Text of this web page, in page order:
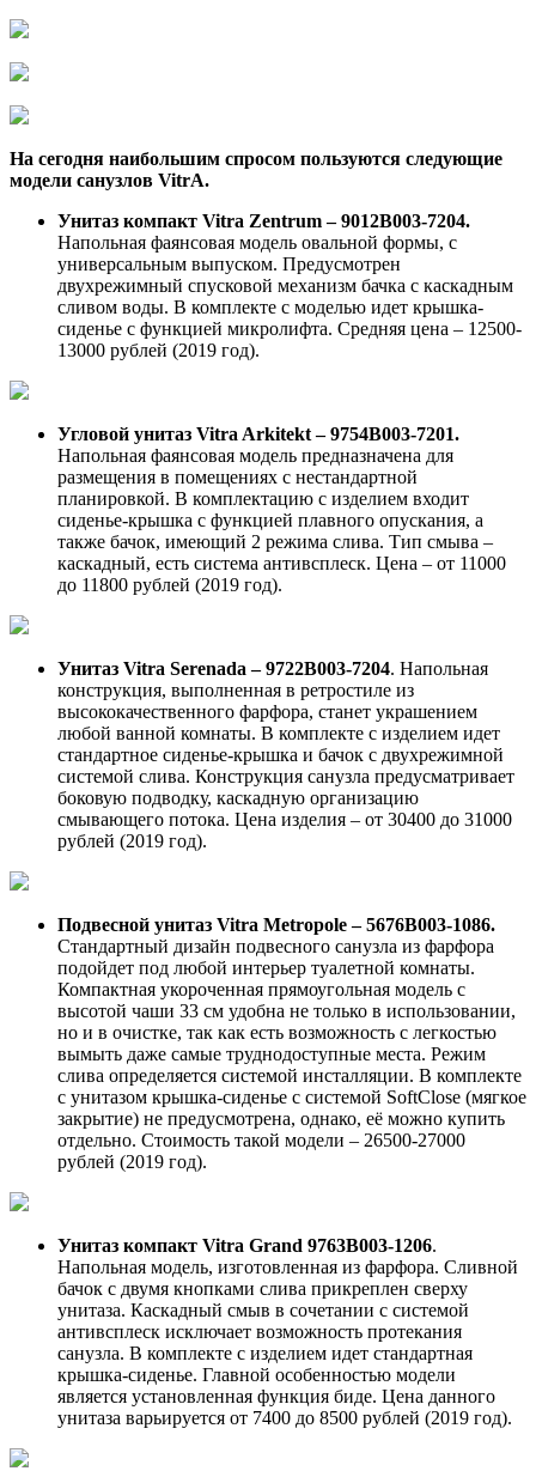
На сегодня наибольшим спросом пользуются следующие
модели санузлов VitrA.
Унитаз компакт Vitra Zentrum – 9012В003-7204.
Напольная фаянсовая модель овальной формы, с
универсальным выпуском. Предусмотрен
двухрежимный спусковой механизм бачка с каскадным
сливом воды. В комплекте с моделью идет крышка-
сиденье с функцией микролифта. Средняя цена – 12500-
13000 рублей (2019 год).
Угловой унитаз Vitra Arkitekt – 9754В003-7201.
Напольная фаянсовая модель предназначена для
размещения в помещениях с нестандартной
планировкой. В комплектацию с изделием входит
сиденье-крышка с функцией плавного опускания, а
также бачок, имеющий 2 режима слива. Тип смыва –
каскадный, есть система антивсплеск. Цена – от 11000
до 11800 рублей (2019 год).
Унитаз Vitra Serenada – 9722В003-7204. Напольная
конструкция, выполненная в ретростиле из
высококачественного фарфора, станет украшением
любой ванной комнаты. В комплекте с изделием идет
стандартное сиденье-крышка и бачок с двухрежимной
системой слива. Конструкция санузла предусматривает
боковую подводку, каскадную организацию
смывающего потока. Цена изделия – от 30400 до 31000
рублей (2019 год).
Подвесной унитаз Vitra Metropole – 5676В003-1086.
Стандартный дизайн подвесного санузла из фарфора
подойдет под любой интерьер туалетной комнаты.
Компактная укороченная прямоугольная модель с
высотой чаши 33 см удобна не только в использовании,
но и в очистке, так как есть возможность с легкостью
вымыть даже самые труднодоступные места. Режим
слива определяется системой инсталляции. В комплекте
с унитазом крышка-сиденье с системой SoftClose (мягкое
закрытие) не предусмотрена, однако, её можно купить
отдельно. Стоимость такой модели – 26500-27000
рублей (2019 год).
Унитаз компакт Vitra Grand 9763В003-1206.
Напольная модель, изготовленная из фарфора. Сливной
бачок с двумя кнопками слива прикреплен сверху
унитаза. Каскадный смыв в сочетании с системой
антивсплеск исключает возможность протекания
санузла. В комплекте с изделием идет стандартная
крышка-сиденье. Главной особенностью модели
является установленная функция биде. Цена данного
унитаза варьируется от 7400 до 8500 рублей (2019 год).